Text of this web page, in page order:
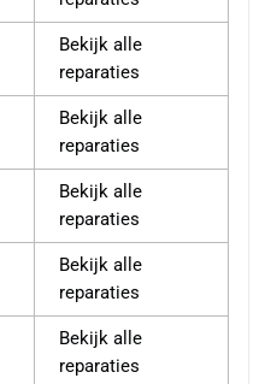
Bekijk alle
reparaties
Bekijk alle
reparaties
Bekijk alle
reparaties
Bekijk alle
reparaties
Bekijk alle
reparaties